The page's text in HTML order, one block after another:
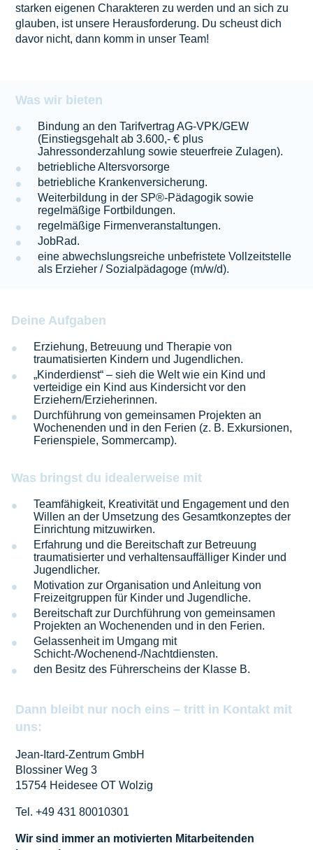
starken eigenen Charakteren zu werden und an sich zu
glauben, ist unsere Herausforderung. Du scheust dich
davor nicht, dann komm in unser Team!
Was wir bieten
Bindung an den Tarifvertrag AG-VPK/GEW
(Einstiegsgehalt ab 3.600,- € plus
Jahressonderzahlung sowie steuerfreie Zulagen).
betriebliche Altersvorsorge
betriebliche Krankenversicherung.
Weiterbildung in der SP®-Pädagogik sowie
regelmäßige Fortbildungen.
regelmäßige Firmenveranstaltungen.
JobRad.
eine abwechslungsreiche unbefristete Vollzeitstelle
als Erzieher / Sozialpädagoge (m/w/d).
Deine Aufgaben
Erziehung, Betreuung und Therapie von
traumatisierten Kindern und Jugendlichen.
„Kinderdienst“ – sieh die Welt wie ein Kind und
verteidige ein Kind aus Kindersicht vor den
Erziehern/Erzieherinnen.
Durchführung von gemeinsamen Projekten an
Wochenenden und in den Ferien (z. B. Exkursionen,
Ferienspiele, Sommercamp).
Was bringst du idealerweise mit
Teamfähigkeit, Kreativität und Engagement und den
Willen an der Umsetzung des Gesamtkonzeptes der
Einrichtung mitzuwirken.
Erfahrung und die Bereitschaft zur Betreuung
traumatisierter und verhaltensauffälliger Kinder und
Jugendlicher.
Motivation zur Organisation und Anleitung von
Freizeitgruppen für Kinder und Jugendliche.
Bereitschaft zur Durchführung von gemeinsamen
Projekten an Wochenenden und in den Ferien.
Gelassenheit im Umgang mit
Schicht-/Wochenend-/Nachtdiensten.
den Besitz des Führerscheins der Klasse B.
Dann bleibt nur noch eins – tritt in Kontakt mit
uns:
Jean-Itard-Zentrum GmbH
Blossiner Weg 3
15754 Heidesee OT Wolzig
Tel.+49 431 80010301
Wir sind immer an motivierten Mitarbeitenden